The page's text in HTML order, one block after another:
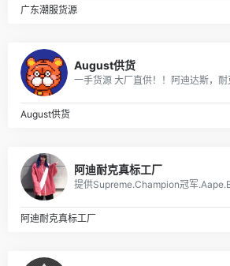
广东潮服货源
August供货
August供货
阿迪耐克真标工厂
阿迪耐克真标工厂